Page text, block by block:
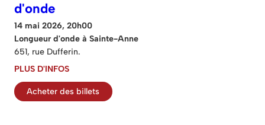
d'onde
14 mai 2026, 20h00
Longueur d'onde à Sainte-Anne
651, rue Dufferin.
PLUS D'INFOS
Acheter des billets